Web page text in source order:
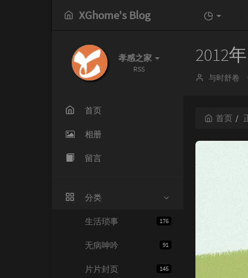
XGhome's Blog
孝感之家
RSS
首页
相册
留言
分类
176
生活琐事
91
无病呻吟
145
片片封页
2012
博
与时舒卷
首页